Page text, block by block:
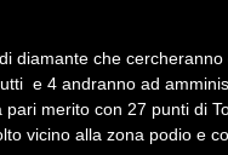
diamante che
e 4 andranno ad
pari merito con 27 punti di
vicino alla zona podio e